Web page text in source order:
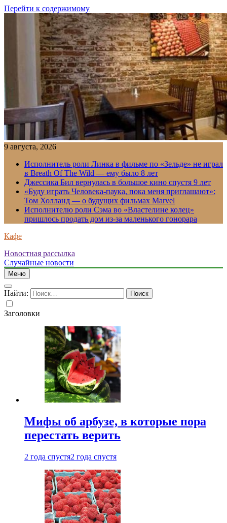
Перейти к содержимому
9 августа, 2026
Исполнитель роли Линка в фильме по «Зельде» не играл
в Breath Of The Wild — ему было 8 лет
Джессика Бил вернулась в большое кино спустя 9 лет
«Буду играть Человека-паука, пока меня приглашают»:
Том Холланд — о будущих фильмах Marvel
Исполнителю роли Сэма во «Властелине колец»
пришлось продать дом из-за маленького гонорара
Кафе
Новостная рассылка
Случайные новости
Меню
Найти:
Заголовки
Мифы об арбузе, в которые пора
перестать верить
2 года спустя2 года спустя